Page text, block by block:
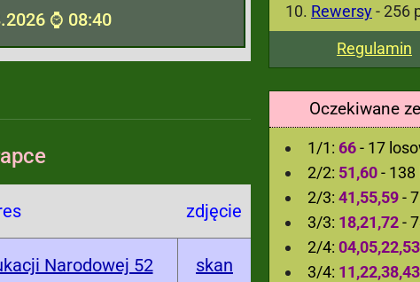
Rewersy- 256
Regulamin
Oczekiwane
1/1: 66- 17
2/2: 51,60-
2/3: 41,55,59-
3/3: 18,21,72-
2/4: 04,05,22,53
3/4: 11,22,38,43
⌚ 08:40
zdjęcie
Narodowej 52 skan